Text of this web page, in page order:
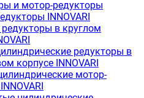
и мотор-редукторы
INNOVARI
в круглом
редукторы в
корпусе INNOVARI
мотор-